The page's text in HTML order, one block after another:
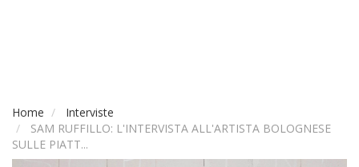
Home
Interviste
SAM RUFFILLO: L'INTERVISTA ALL'ARTISTA BOLOGNESE
SULLE PIATT...